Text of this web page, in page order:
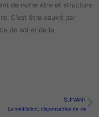
de notre être et structure
C’est être sauvé par
de soi et de la
SUIVANT
La méditation, dispensatrice de vie